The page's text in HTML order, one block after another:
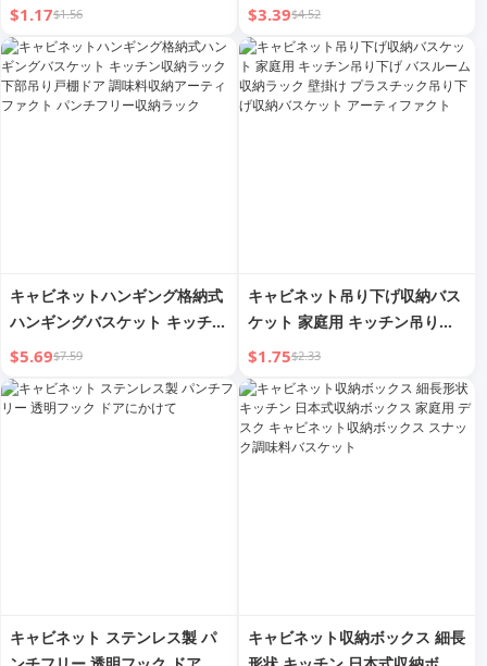
ブレットキャビネット下収納棚
収納ラックライトラグジュアリ
ー
$1.17$1.56
安全ロック ベビー 子供用保護
ドロワーロック アンチオープン
子供用ロック ドロワーバックル
$3.39$4.52
キャビネットハンギング格納式
ハンギングバスケット キッチン
収納ラック 下部吊り戸棚ドア
調味料収納アーティファクト パ
ンチフリー収納ラック
$5.69$7.59
キャビネット吊り下げ収納バス
ケット 家庭用 キッチン吊り下
げ バスルーム収納ラック 壁掛
け プラスチック吊り下げ収納バ
スケット アーティファクト
$1.75$2.33
キャビネット ステンレス製 パ
キャビネット収納ボックス 細長